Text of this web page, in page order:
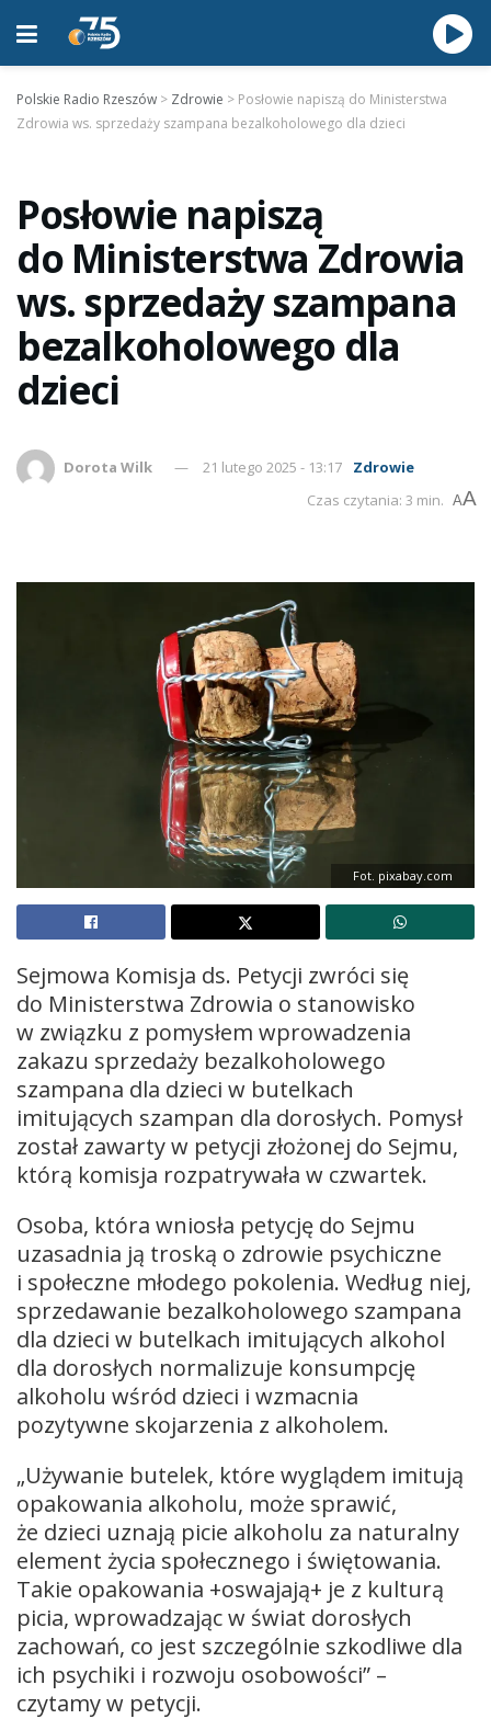
Polskie Radio Rzeszów > Zdrowie > Posłowie napiszą do Ministerstwa
Zdrowia ws. sprzedaży szampana bezalkoholowego dla dzieci
Posłowie napiszą
do Ministerstwa Zdrowia
ws. sprzedaży szampana
bezalkoholowego dla
dzieci
Dorota Wilk 21 lutego 2025 - 13:17
Zdrowie
Czas czytania: 3 min. AA
Fot. pixabay.com
Sejmowa Komisja ds. Petycji zwróci się
do Ministerstwa Zdrowia o stanowisko
w związku z pomysłem wprowadzenia
zakazu sprzedaży bezalkoholowego
szampana dla dzieci w butelkach
imitujących szampan dla dorosłych. Pomysł
został zawarty w petycji złożonej do Sejmu,
którą komisja rozpatrywała w czwartek.
Osoba, która wniosła petycję do Sejmu
uzasadnia ją troską o zdrowie psychiczne
i społeczne młodego pokolenia. Według niej,
sprzedawanie bezalkoholowego szampana
dla dzieci w butelkach imitujących alkohol
dla dorosłych normalizuje konsumpcję
alkoholu wśród dzieci i wzmacnia
pozytywne skojarzenia z alkoholem.
„Używanie butelek, które wyglądem imitują
opakowania alkoholu, może sprawić,
że dzieci uznają picie alkoholu za naturalny
element życia społecznego i świętowania.
Takie opakowania +oswajają+ je z kulturą
picia, wprowadzając w świat dorosłych
zachowań, co jest szczególnie szkodliwe dla
ich psychiki i rozwoju osobowości” –
czytamy w petycji.